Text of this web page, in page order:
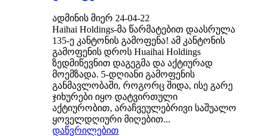
ადმინის მიერ 24-04-22
Haihai Holdings-მა წარმატებით დაასრულა
135-ე კანტონის გამოფენა! ამ კანტონის
გამოფენის დროს Huaihai Holdings
ზედმიწევნით დაგეგმა და აქტიურად
მოემზადა. 5-დღიანი გამოფენის
განმავლობაში, როგორც შიდა, ისე გარე
ჯიხურები იყო დატვირთული
აქტიურობით, არაჩვეულებრივი საშუალო
ყოველდღიური მიღებით...
დაწვრილებით